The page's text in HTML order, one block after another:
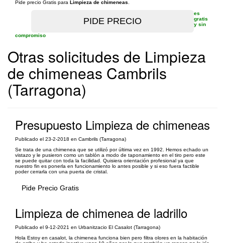
Pide precio Gratis para Limpieza de chimeneas
es
gratis
y sin
compromiso
Otras solicitudes de Limpieza
de chimeneas Cambrils
(Tarragona)
Presupuesto Limpieza de chimeneas
Publicado el 23-2-2018 en Cambrils (Tarragona)
Se trata de una chimenea que se utilizó por última vez en 1992. Hemos echado un
vistazo y le pusieron como un tablón a modo de taponamiento en el tiro pero este
se puede quitar con toda la facilidad. Quisiera orientación profesional ya que
nuestro fin es ponerla en funcionamiento lo antes posible y si eso fuera factible
poder cerrarla con una puerta de cristal.
Pide Precio Gratis
Limpieza de chimenea de ladrillo
Publicado el 9-12-2021 en Urbanitzacio El Casalot (Tarragona)
Hola Estoy en casalot, la chimenea funciona bien pero filtra olores en la habitación